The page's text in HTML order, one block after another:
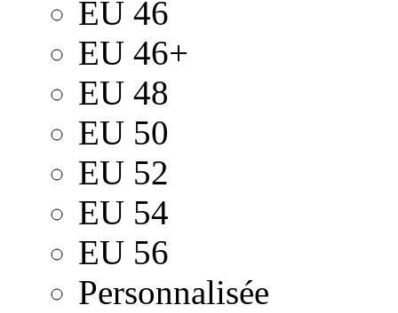
EU 46
EU 46+
EU 48
EU 50
EU 52
EU 54
EU 56
Personnalisée